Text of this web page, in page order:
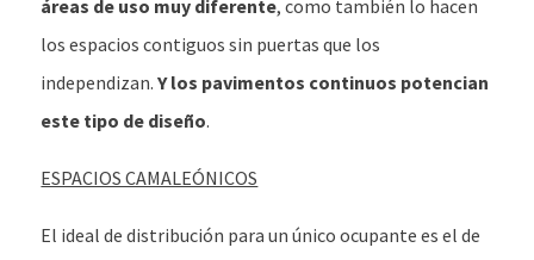
áreas de uso muy diferente, como también lo hacen
los espacios contiguos sin puertas que los
independizan.Y los pavimentos continuos potencian
este tipo de diseño.
ESPACIOS CAMALEÓNICOS
El ideal de distribución para un único ocupante es el de